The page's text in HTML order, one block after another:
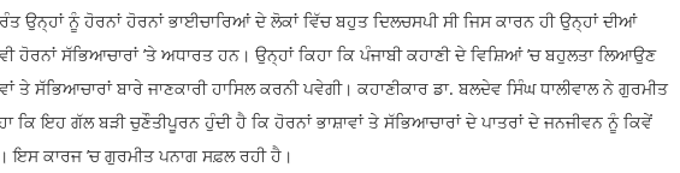
ਉਨ੍ਹਾਂ ਨੂੰ ਹੋਰਨਾਂ ਹੋਰਨਾਂ ਭਾਈਚਾਰਿਆਂ ਦੇ ਲੋਕਾਂ ਵਿੱਚ ਬਹੁਤ ਦਿਲਚਸਪੀ ਸੀ ਜਿਸ ਕਾਰਨ ਹੀ ਉਨ੍ਹਾਂ ਦੀਆਂ
ਹੋਰਨਾਂ ਸੱਭਿਆਚਾਰਾਂ ’ਤੇ ਅਧਾਰਤ ਹਨ। ਉਨ੍ਹਾਂ ਕਿਹਾ ਕਿ ਪੰਜਾਬੀ ਕਹਾਣੀ ਦੇ ਵਿਸ਼ਿਆਂ ’ਚ ਬਹੁਲਤਾ ਲਿਆਉਣ
ਤੇ ਸੱਭਿਆਚਾਰਾਂ ਬਾਰੇ ਜਾਣਕਾਰੀ ਹਾਸਿਲ ਕਰਨੀ ਪਵੇਗੀ। ਕਹਾਣੀਕਾਰ ਡਾ. ਬਲਦੇਵ ਸਿੰਘ ਧਾਲੀਵਾਲ ਨੇ ਗੁਰਮੀਤ
ਕਿ ਇਹ ਗੱਲ ਬੜੀ ਚੁਣੌਤੀਪੂਰਨ ਹੁੰਦੀ ਹੈ ਕਿ ਹੋਰਨਾਂ ਭਾਸ਼ਾਵਾਂ ਤੇ ਸੱਭਿਆਚਾਰਾਂ ਦੇ ਪਾਤਰਾਂ ਦੇ ਜਨਜੀਵਨ ਨੂੰ ਕਿਵੇਂ
ਇਸ ਕਾਰਜ ’ਚ ਗੁਰਮੀਤ ਪਨਾਗ ਸਫ਼ਲ ਰਹੀ ਹੈ।